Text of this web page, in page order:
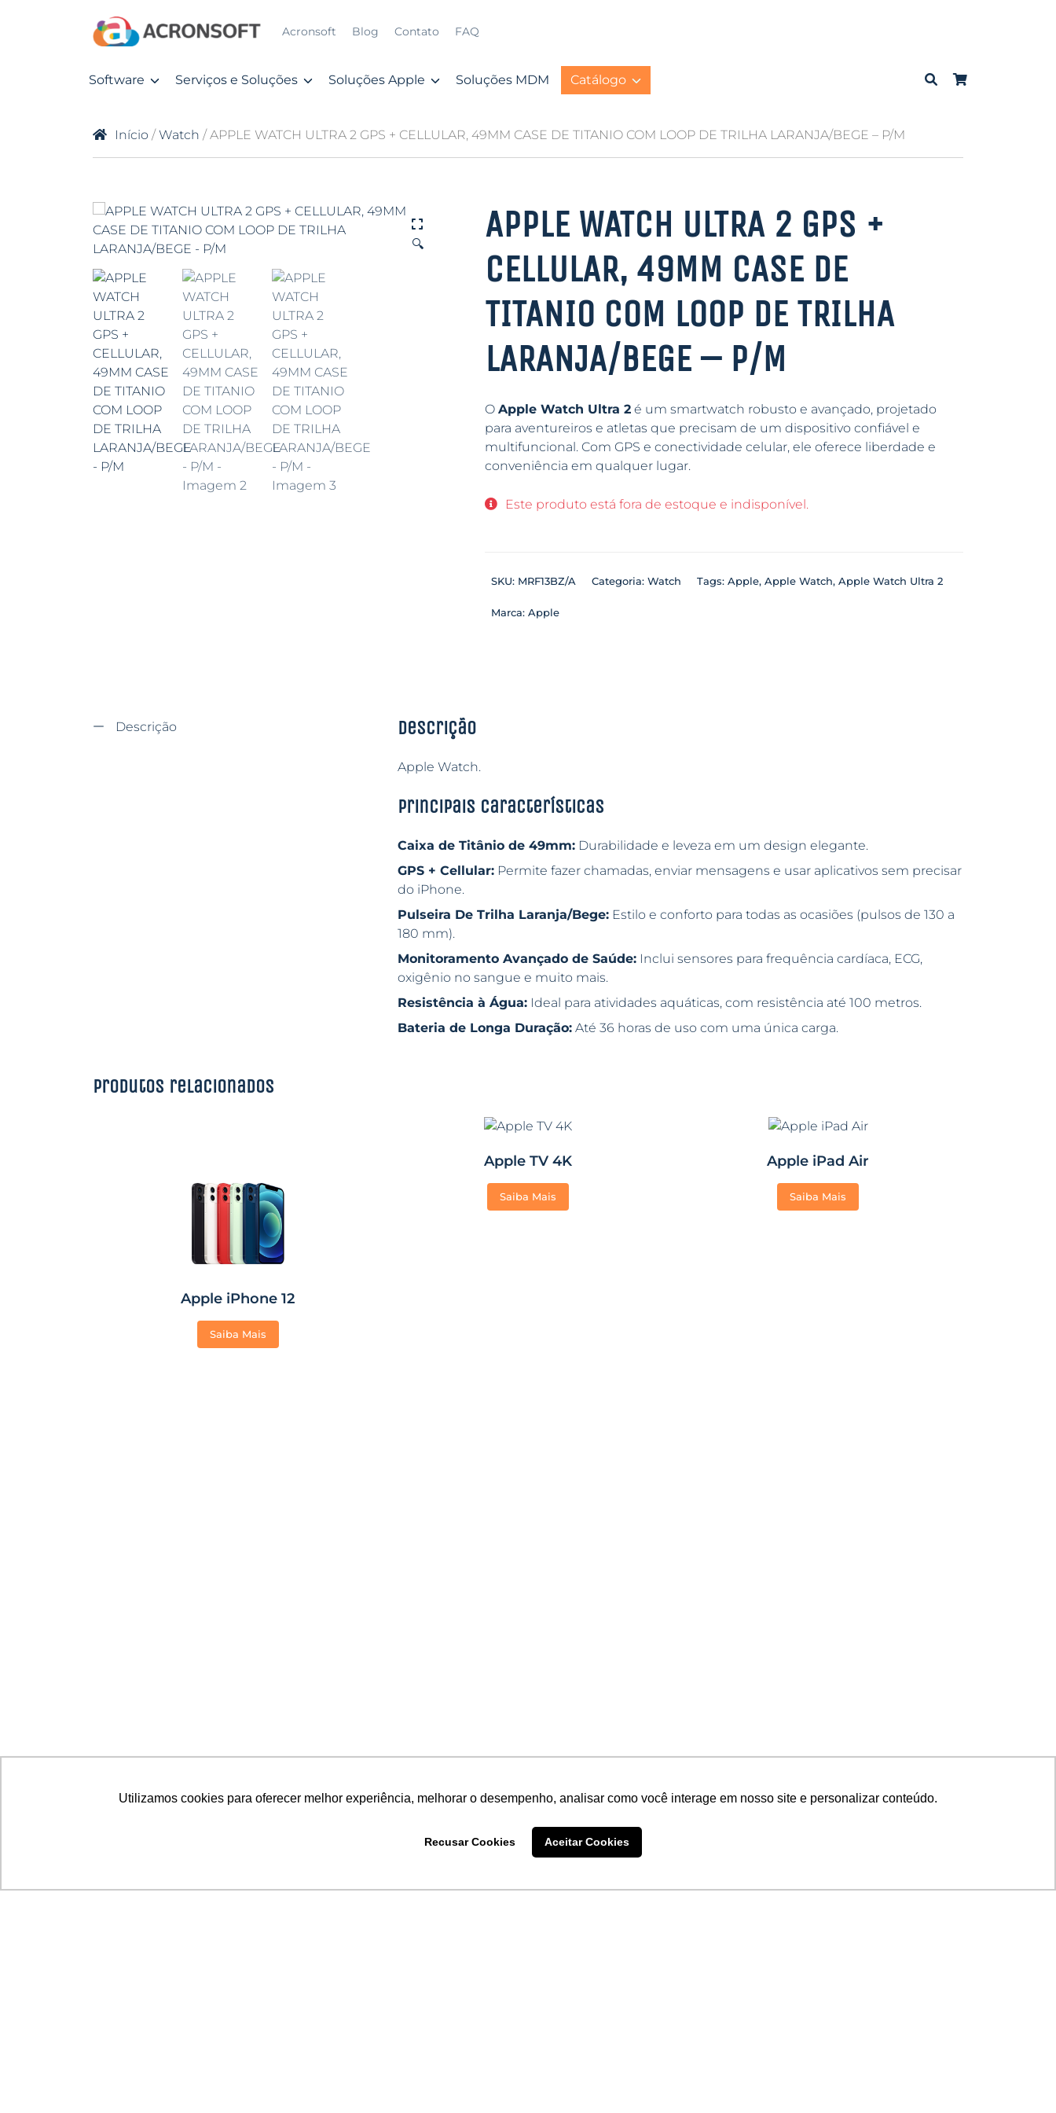
Utilizamos cookies para oferecer melhor experiência, melhorar o desempenho, analisar como você interage em nosso site e personalizar conteúdo.
Recusar Cookies Aceitar Cookies
Acronsoft Blog Contato FAQ
Software Serviços e Soluções Soluções Apple Soluções MDM Catálogo
Início /Watch / APPLE WATCH ULTRA 2 GPS + CELLULAR, 49MM CASE DE TITANIO COM LOOP DE TRILHA LARANJA/BEGE – P/M
🔍
APPLE WATCH ULTRA 2 GPS +
CELLULAR, 49MM CASE DE
TITANIO COM LOOP DE TRILHA
LARANJA/BEGE – P/M
O Apple Watch Ultra 2é um smartwatch robusto e avançado, projetado
para aventureiros e atletas que precisam de um dispositivo confiável e
multifuncional. Com GPS e conectividade celular, ele oferece liberdade e
conveniência em qualquer lugar.
Este produto está fora de estoque e indisponível.
SKU: MRF13BZ/A Categoria: Watch Tags: Apple, Apple Watch, Apple Watch Ultra 2
Marca: Apple
Descrição Descrição
Apple Watch.
Principais características
Caixa de Titânio de 49mm:Durabilidade e leveza em um design elegante.
GPS + Cellular:Permite fazer chamadas, enviar mensagens e usar aplicativos sem precisar
do iPhone.
Pulseira De Trilha Laranja/Bege:Estilo e conforto para todas as ocasiões (pulsos de 130 a
180 mm).
Monitoramento Avançado de Saúde:Inclui sensores para frequência cardíaca, ECG,
oxigênio no sangue e muito mais.
Resistência à Água:Ideal para atividades aquáticas, com resistência até 100 metros.
Bateria de Longa Duração:Até 36 horas de uso com uma única carga.
Produtos relacionados
Apple iPhone 12
Saiba Mais
Apple TV 4K
Saiba Mais
Apple iPad Air
Saiba Mais